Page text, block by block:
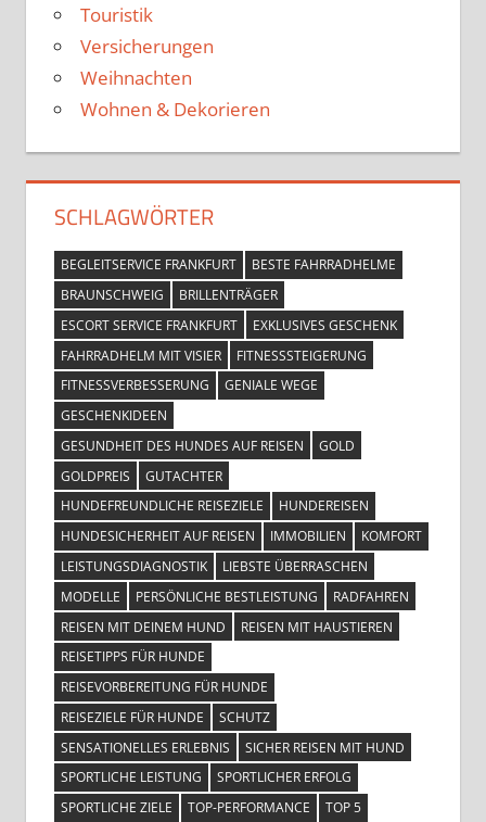
Touristik
Versicherungen
Weihnachten
Wohnen & Dekorieren
SCHLAGWÖRTER
BEGLEITSERVICE FRANKFURT
BESTE FAHRRADHELME
BRAUNSCHWEIG
BRILLENTRÄGER
ESCORT SERVICE FRANKFURT
EXKLUSIVES GESCHENK
FAHRRADHELM MIT VISIER
FITNESSSTEIGERUNG
FITNESSVERBESSERUNG
GENIALE WEGE
GESCHENKIDEEN
GESUNDHEIT DES HUNDES AUF REISEN
GOLD
GOLDPREIS
GUTACHTER
HUNDEFREUNDLICHE REISEZIELE
HUNDEREISEN
HUNDESICHERHEIT AUF REISEN
IMMOBILIEN
KOMFORT
LEISTUNGSDIAGNOSTIK
LIEBSTE ÜBERRASCHEN
MODELLE
PERSÖNLICHE BESTLEISTUNG
RADFAHREN
REISEN MIT DEINEM HUND
REISEN MIT HAUSTIEREN
REISETIPPS FÜR HUNDE
REISEVORBEREITUNG FÜR HUNDE
REISEZIELE FÜR HUNDE
SCHUTZ
SENSATIONELLES ERLEBNIS
SICHER REISEN MIT HUND
SPORTLICHE LEISTUNG
SPORTLICHER ERFOLG
SPORTLICHE ZIELE
TOP-PERFORMANCE TOP 5